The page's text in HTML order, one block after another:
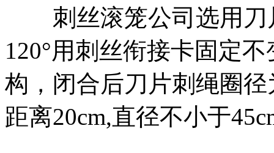
刺丝滚笼公司选用刀
120°用刺丝衔接卡固定
构，闭合后刀片刺绳圈
距离20cm,直径不小于